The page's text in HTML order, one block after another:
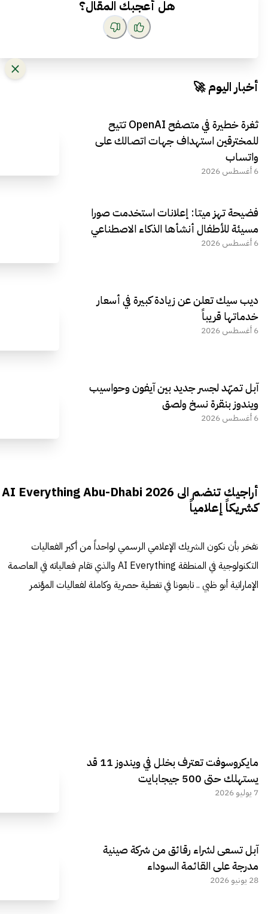
هل أعجبك المقال؟
أخبار اليوم 🚀
ثغرة خطيرة في متصفح OpenAI تتيح
للمخترقين استهداف جهات اتصالك على
واتساب
6 أغسطس 2026
فضيحة تهز ميتا: إعلانات استخدمت صورا
مسيئة للأطفال أنشأها الذكاء الاصطناعي
6 أغسطس 2026
ديب سيك تعلن عن زيادة كبيرة في أسعار
خدماتها قريباً
6 أغسطس 2026
آبل تمهّد لجسر جديد بين آيفون وحواسيب
ويندوز بنقرة نسخ ولصق
6 أغسطس 2026
أراجيك تنضم الى AI Everything Abu-Dhabi 2026
كشريكاً إعلامياً
نفخر بأن نكون الشريك الإعلامي الرسمي لواحداً من أكبر الفعاليات
التكنولوجية في المنطقة AI Everything والذي تقام فعالياته في العاصمة
الإماراتية أبو ظبي .. تابعونا في تغطية حصرية وكاملة لفعاليات المؤتمر
مايكروسوفت تعترف بخلل في ويندوز 11 قد
يستهلك حتى 500 جيجابايت
7 يوليو 2026
آبل تسعى لشراء رقائق من شركة صينية
مدرجة على القائمة السوداء
28 يونيو 2026